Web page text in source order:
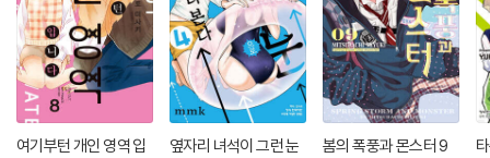
여기부턴 개인 영역 입
옆자리 녀석이 그런 눈
봄의 폭풍과 몬스터 9